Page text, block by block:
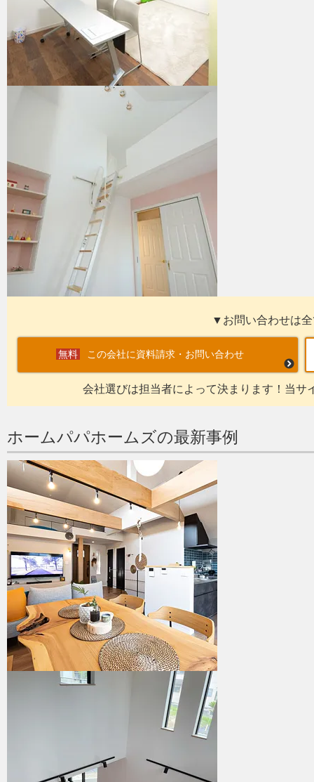
▼お問い合わせは
この会社に資料請求・お問い合わせ
会社選びは担当者によって決まります！当サ
ホームパパホームズの最新事例